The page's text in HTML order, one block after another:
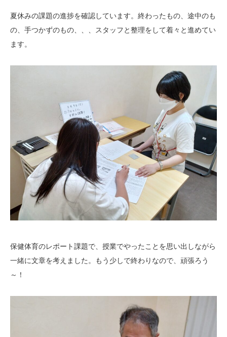
夏休みの課題の進捗を確認しています。終わったもの、途中のも
の、手つかずのもの、、、スタッフと整理をして着々と進めてい
ます。
保健体育のレポート課題で、授業でやったことを思い出しながら
一緒に文章を考えました。もう少しで終わりなので、頑張ろう
～！